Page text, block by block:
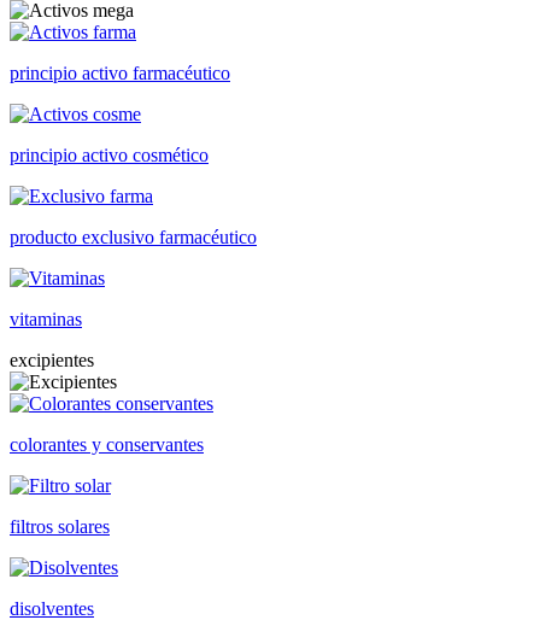
principio activo farmacéutico
principio activo cosmético
producto exclusivo farmacéutico
vitaminas
excipientes
colorantes y conservantes
filtros solares
disolventes